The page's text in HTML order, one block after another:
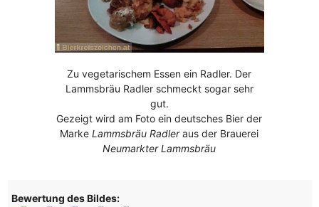
Zu vegetarischem Essen ein Radler. Der
Lammsbräu Radler schmeckt sogar sehr
gut.
Gezeigt wird am Foto ein deutsches Bier der
MarkeLammsbräu Radleraus der Brauerei
Neumarkter Lammsbräu
Bewertung des Bildes: